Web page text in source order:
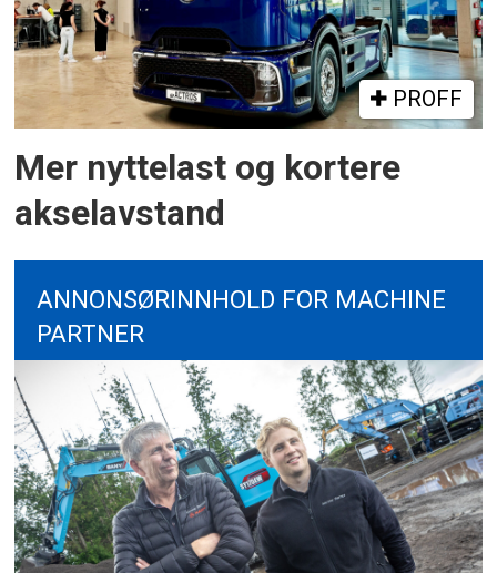
PROFF
Mer nyttelast og kortere
akselavstand
ANNONSØRINNHOLD FOR MACHINE
PARTNER